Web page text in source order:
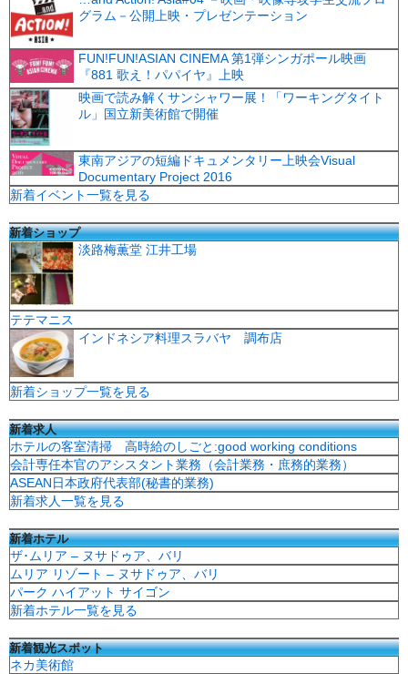
グラム－公開上映・プレゼンテーション
FUN!FUN!ASIAN CINEMA 第1弾シンガポール映画
『881 歌え！パパイヤ』上映
映画で読み解くサンシャワー展！「ワーキングタイト
ル」国立新美術館で開催
東南アジアの短編ドキュメンタリー上映会Visual
Documentary Project 2016
新着イベント一覧を見る
新着ショップ
淡路梅薫堂 江井工場
テテマニス
インドネシア料理スラバヤ 調布店
新着ショップ一覧を見る
新着求人
ホテルの客室清掃 高時給のしごと:good working conditions
会計専任本官のアシスタント業務（会計業務・庶務的業務）
ASEAN日本政府代表部(秘書的業務)
新着求人一覧を見る
新着ホテル
ザ･ムリア – ヌサドゥア、バリ
ムリア リゾート – ヌサドゥア、バリ
パーク ハイアット サイゴン
新着ホテル一覧を見る
新着観光スポット
ネカ美術館